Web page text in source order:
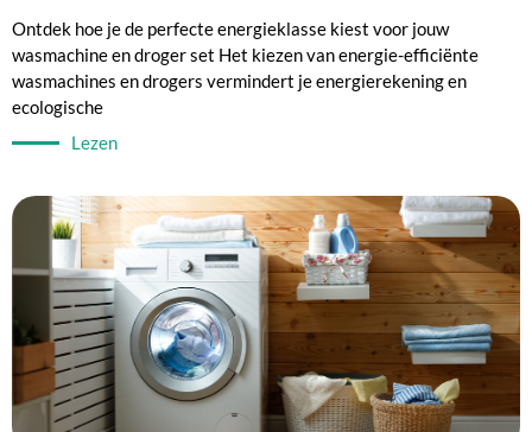
Ontdek hoe je de perfecte energieklasse kiest voor jouw
wasmachine en droger set Het kiezen van energie-efficiënte
wasmachines en drogers vermindert je energierekening en
ecologische
Lezen